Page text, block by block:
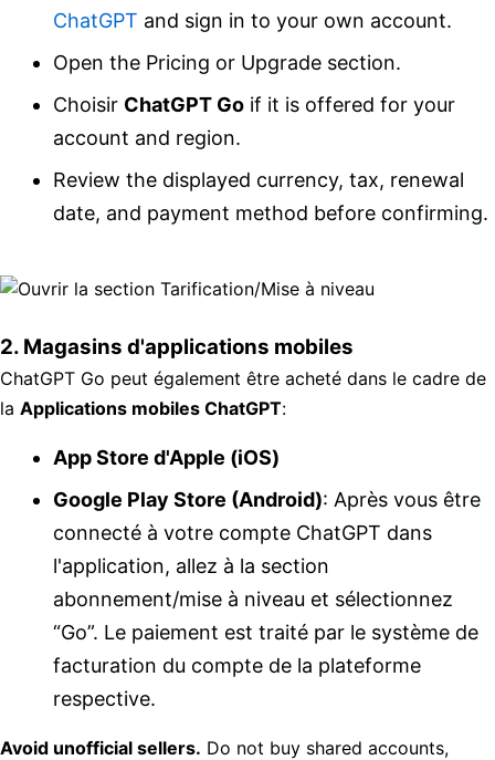
ChatGPT and sign in to your own account.
Open the Pricing or Upgrade section.
Choisir ChatGPT Go if it is offered for your
account and region.
Review the displayed currency, tax, renewal
date, and payment method before confirming.
2. Magasins d'applications mobiles
ChatGPT Go peut également être acheté dans le cadre de
la Applications mobiles ChatGPT:
App Store d'Apple (iOS)
Google Play Store (Android): Après vous être
connecté à votre compte ChatGPT dans
l'application, allez à la section
abonnement/mise à niveau et sélectionnez
“Go”. Le paiement est traité par le système de
facturation du compte de la plateforme
respective.
Avoid unofficial sellers. Do not buy shared accounts,